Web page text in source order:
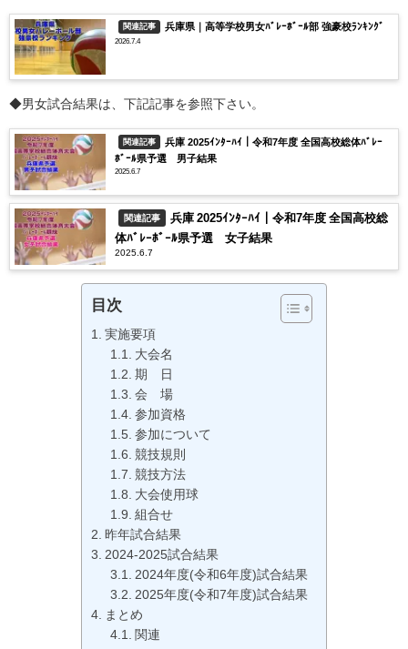
関連記事 兵庫県｜高等学校男女ﾊﾞﾚｰﾎﾞｰﾙ部 強豪校ﾗﾝｷﾝｸﾞ
2026.7.4
◆男女試合結果は、下記記事を参照下さい。
関連記事
兵庫 2025ｲﾝﾀｰﾊｲ｜令和7年度 全国高校総体ﾊﾞﾚｰ
ﾎﾞｰﾙ県予選 男子結果
2025.6.7
関連記事
兵庫 2025ｲﾝﾀｰﾊｲ｜令和7年度 全国高校総
体ﾊﾞﾚｰﾎﾞｰﾙ県予選 女子結果
2025.6.7
目次
実施要項
大会名
期 日
会 場
参加資格
参加について
競技規則
競技方法
大会使用球
組合せ
昨年試合結果
2024-2025試合結果
2024年度(令和6年度)試合結果
2025年度(令和7年度)試合結果
まとめ
関連